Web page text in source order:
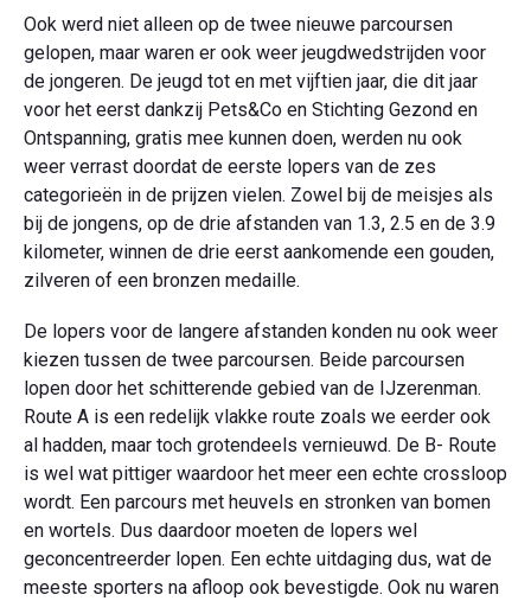
Ook werd niet alleen op de twee nieuwe parcoursen
gelopen, maar waren er ook weer jeugdwedstrijden voor
de jongeren. De jeugd tot en met vijftien jaar, die dit jaar
voor het eerst dankzij Pets&Co en Stichting Gezond en
Ontspanning, gratis mee kunnen doen, werden nu ook
weer verrast doordat de eerste lopers van de zes
categorieën in de prijzen vielen. Zowel bij de meisjes als
bij de jongens, op de drie afstanden van 1.3, 2.5 en de 3.9
kilometer, winnen de drie eerst aankomende een gouden,
zilveren of een bronzen medaille.
De lopers voor de langere afstanden konden nu ook weer
kiezen tussen de twee parcoursen. Beide parcoursen
lopen door het schitterende gebied van de IJzerenman.
Route A is een redelijk vlakke route zoals we eerder ook
al hadden, maar toch grotendeels vernieuwd. De B- Route
is wel wat pittiger waardoor het meer een echte crossloop
wordt. Een parcours met heuvels en stronken van bomen
en wortels. Dus daardoor moeten de lopers wel
geconcentreerder lopen. Een echte uitdaging dus, wat de
meeste sporters na afloop ook bevestigde. Ook nu waren